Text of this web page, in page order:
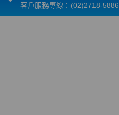
客戶服務專線：(02)2718-5886